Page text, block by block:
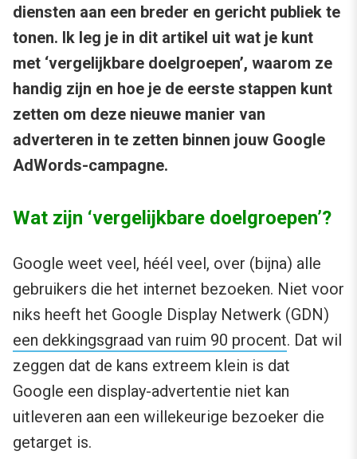
diensten aan een breder en gericht publiek te
tonen. Ik leg je in dit artikel uit wat je kunt
met ‘vergelijkbare doelgroepen’, waarom ze
handig zijn en hoe je de eerste stappen kunt
zetten om deze nieuwe manier van
adverteren in te zetten binnen jouw Google
AdWords-campagne.
Wat zijn ‘vergelijkbare doelgroepen’?
Google weet veel, héél veel, over (bijna) alle
gebruikers die het internet bezoeken. Niet voor
niks heeft het Google Display Netwerk (GDN)
een dekkingsgraad van ruim 90 procent. Dat wil
zeggen dat de kans extreem klein is dat
Google een display-advertentie niet kan
uitleveren aan een willekeurige bezoeker die
getarget is.